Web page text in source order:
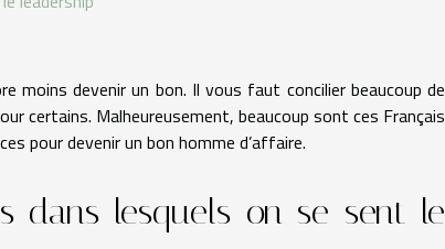
moins devenir un bon. Il vous faut concilier beaucoup de
certains. Malheureusement, beaucoup sont ces Français
pour devenir un bon homme d’affaire.
dans lesquels on se sent le